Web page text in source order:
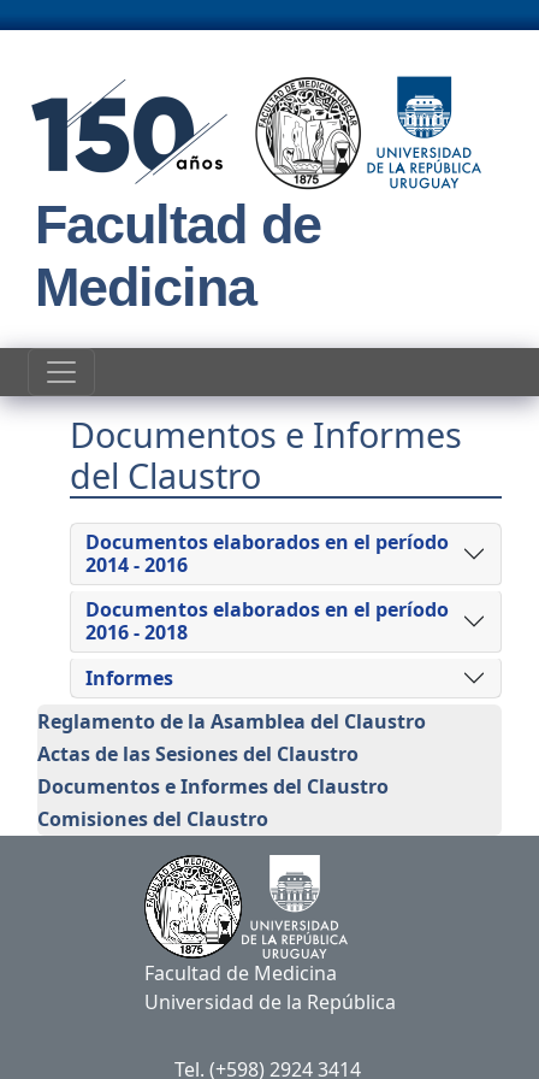
Facultad de
Medicina
Claustro
Reglamento de la Asamblea del Claustro
Actas de las Sesiones del Claustro
Documentos e Informes del Claustro
Comisiones del Claustro
Documentos e Informes
del Claustro
Documentos elaborados en el período
2014 - 2016
Documentos elaborados en el período
2016 - 2018
Informes
Facultad de Medicina
Universidad de la República
Tel. (+598) 2924 3414